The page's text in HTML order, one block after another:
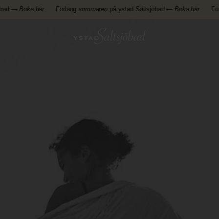
Boka här Förlängsommarenpå ystad Saltsjöbad —Boka här Förläng